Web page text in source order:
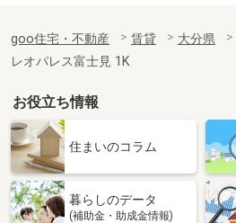
goo住宅・不動産 賃貸 大分県
レオパレス富士見 1K
お役立ち情報
住まいのコラム
暮らしのデータ
(補助金・助成金情報)